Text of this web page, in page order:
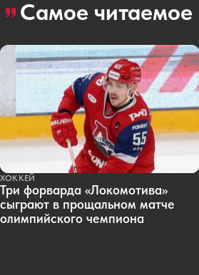
Самое читаемое
ХОККЕЙ
Три форварда «Локомотива»
сыграют в прощальном матче
олимпийского чемпиона